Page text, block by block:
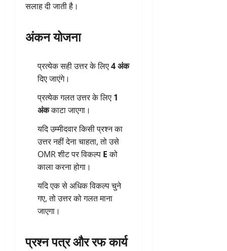
सलाह दी जाती है।
अंकन योजना
प्रत्येक सही उत्तर के लिए4 अंक
दिए जाएंगे।
प्रत्येक गलत उत्तर के लिए 1
अंककाटा जाएगा।
यदि उम्मीदवार किसी प्रश्न का
उत्तर नहीं देना चाहता, तो उसे
OMR शीट पर विकल्प Eको
काला करना होगा।
यदि एक से अधिक विकल्प चुने
गए, तो उत्तर को गलत माना
जाएगा।
प्रश्न पत्र और रफ कार्य